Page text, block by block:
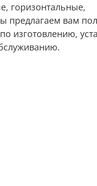
горизонтальные,
предлагаем вам
изготовлению,